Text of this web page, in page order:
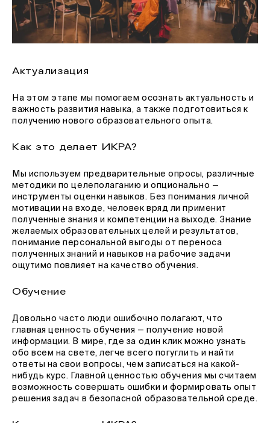
Актуализация
На этом этапе мы помогаем осознать актуальность и
важность развития навыка, а также подготовиться к
получению нового образовательного опыта.
Как это делает ИКРА?
Мы используем предварительные опросы, различные
методики по целеполаганию и опционально —
инструменты оценки навыков. Без понимания личной
мотивации на входе, человек вряд ли применит
полученные знания и компетенции на выходе. Знание
желаемых образовательных целей и результатов,
понимание персональной выгоды от переноса
полученных знаний и навыков на рабочие задачи
ощутимо повлияет на качество обучения.
Обучение
Довольно часто люди ошибочно полагают, что
главная ценность обучения — получение новой
информации. В мире, где за один клик можно узнать
обо всем на свете, легче всего погуглить и найти
ответы на свои вопросы, чем записаться на какой-
нибудь курс. Главной ценностью обучения мы считаем
возможность совершать ошибки и формировать опыт
решения задач в безопасной образовательной среде.